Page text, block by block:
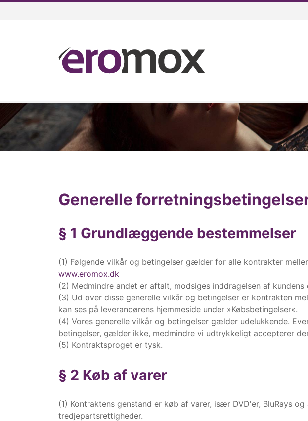
Generelle
§ 1 Grundlæggende bestemmelser
(1) Følgende vilkår og betingelser gælder for alle kontrakter
www.eromox.dk
(2) Medmindre andet er aftalt, modsiges inddragelsen af kundens
(3) Ud over disse generelle vilkår og betingelser er kontrakten
kan ses på leverandørens hjemmeside under »Købsbetingelser«.
(4) Vores generelle vilkår og betingelser gælder udelukkende.
betingelser, gælder ikke, medmindre vi udtrykkeligt accepterer
(5) Kontraktsproget er tysk.
§ 2 Køb af varer
(1) Kontraktens genstand er køb af varer, især DVD'er, BluRays
tredjepartsrettigheder.